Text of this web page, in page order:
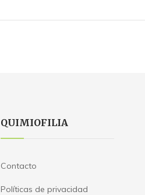
QUIMIOFILIA
Contacto
Políticas de privacidad